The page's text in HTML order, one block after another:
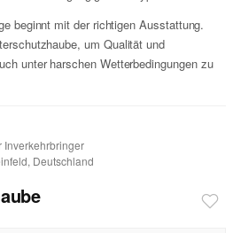
beginnt mit der richtigen Ausstattung.
um Qualität und
unter harschen Wetterbedingungen zu
Inverkehrbringer
Deutschland